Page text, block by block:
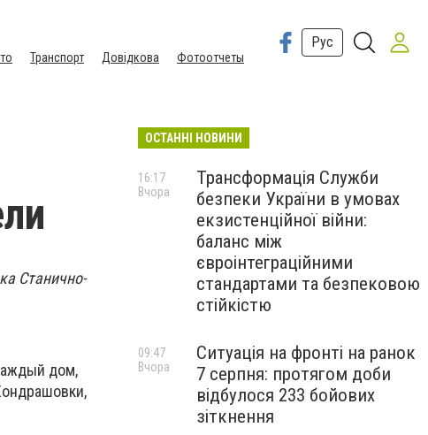
Транспорт Довідкова Фотоотчеты
Рус
Станично-
дом,
ОСТАННІ НОВИНИ
Трансформація Служби
безпеки України в умовах
екзистенційної війни:
баланс між
євроінтеграційними
стандартами та безпековою
стійкістю
16:17
Вчора
Ситуація на фронті на ранок
7 серпня: протягом доби
відбулося 233 бойових
зіткнення
09:47
Вчора